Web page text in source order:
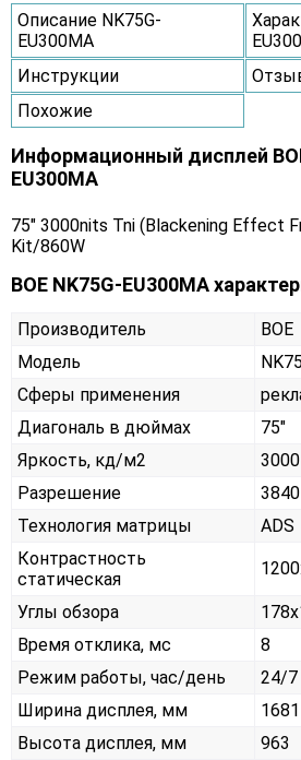
Описание NK75G-
EU300MA
Инструкции
Похожие
Информационный дисплей
EU300MA
75" 3000nits Tni (Blackening Effect
Kit/860W
BOE NK75G-EU300MA
Производитель
BOE
Модель
Сферы применения
Диагональ в дюймах
75"
Яркость, кд/м2
3000
Разрешение
Технология матрицы
ADS
Контрастность
статическая
Углы обзора
Время отклика, мс
8
Режим работы, час/день
24/7
Ширина дисплея, мм
1681
Высота дисплея, мм
963